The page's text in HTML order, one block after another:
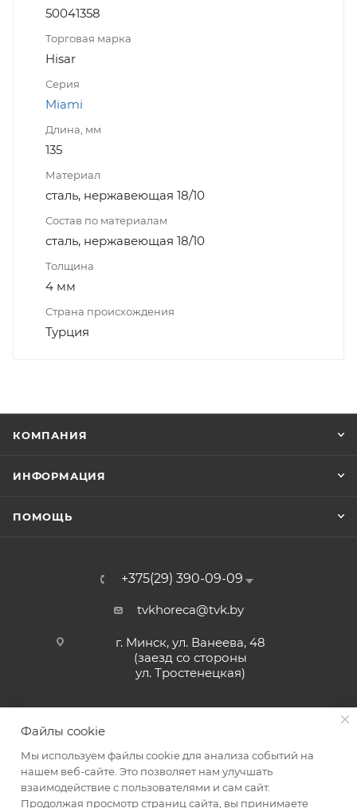
50041358
Торговая марка
Hisar
Серия
Miami
Длина, мм
135
Материал
сталь, нержавеющая 18/10
Состав по материалам
сталь, нержавеющая 18/10
Толщина
4 мм
Страна происхождения
Турция
КОМПАНИЯ
ИНФОРМАЦИЯ
ПОМОЩЬ
+375(29) 390-09-09
tvkhoreca@tvk.by
г. Минск, ул. Ванеева, 48
(заезд со стороны
ул. Тростенецкая)
2026 © ЗАО «ТВК»
Файлы cookie
Мы используем файлы cookie для анализа событий на
нашем веб-сайте. Это позволяет нам улучшать
взаимодействие с пользователями и сам сайт.
Продолжая просмотр страниц сайта, вы принимаете